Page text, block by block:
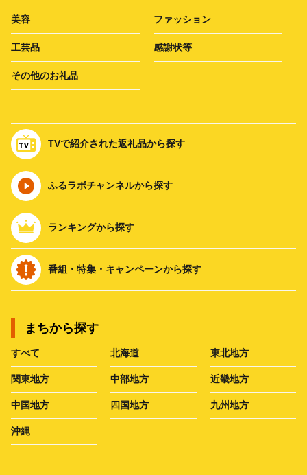
美容 ファッション
工芸品 感謝状等
その他のお礼品
TVで紹介された返礼品から探す
ふるラボチャンネルから探す
ランキングから探す
番組・特集・キャンペーンから探す
まちから探す
すべて 北海道 東北地方
関東地方 中部地方 近畿地方
中国地方 四国地方 九州地方
沖縄